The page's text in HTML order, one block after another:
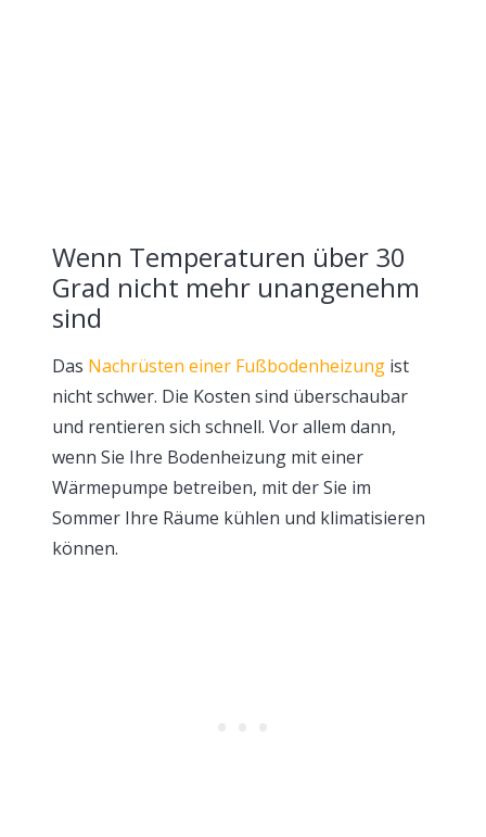
Wenn Temperaturen über 30
Grad nicht mehr unangenehm
sind
Das Nachrüsten einer Fußbodenheizung ist
nicht schwer. Die Kosten sind überschaubar
und rentieren sich schnell. Vor allem dann,
wenn Sie Ihre Bodenheizung mit einer
Wärmepumpe betreiben, mit der Sie im
Sommer Ihre Räume kühlen und klimatisieren
können.